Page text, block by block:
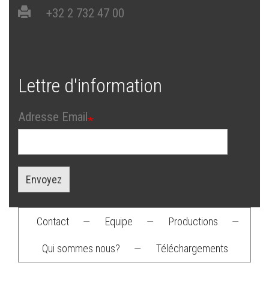
+32 2 732 47 00
Lettre d'information
Adresse Email
Envoyez
Footer
menu
Contact — Equipe — Productions —
Qui sommes nous? — Téléchargements